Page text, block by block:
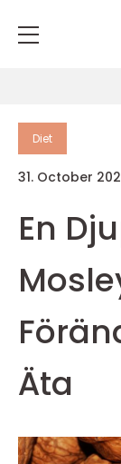
Diet
31. October
En
Äta